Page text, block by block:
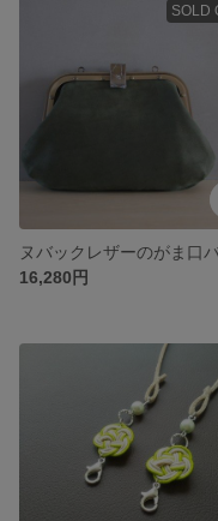
SOLD
16,280円